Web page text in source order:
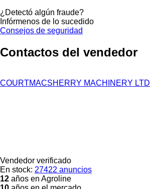
¿Detectó algún fraude?
Infórmenos de lo sucedido
Consejos de seguridad
Contactos del vendedor
COURTMACSHERRY MACHINERY LTD
Vendedor verificado
En stock: 27422 anuncios
12 años en Agroline